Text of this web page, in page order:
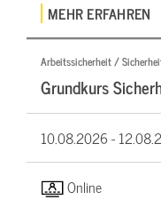
MEHR ERFAHREN
Arbeitssicherheit /
Grundkurs
10.08.2026 -
Online